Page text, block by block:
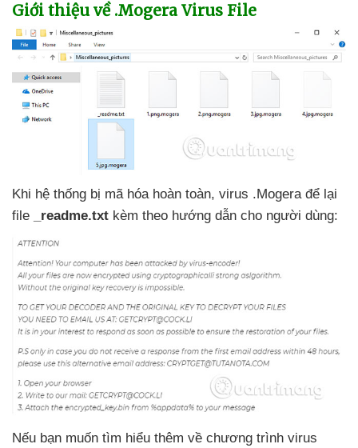
Giới thiệu về .Mogera Virus File
Khi hệ thống bị mã hóa hoàn toàn, virus .Mogera để lại
file
_readme.txt kèm theo hướng dẫn cho người dùng:
Nếu bạn muốn tìm hiểu thêm về chương trình virus